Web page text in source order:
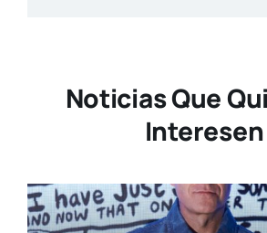
Noticias Que
Interesen